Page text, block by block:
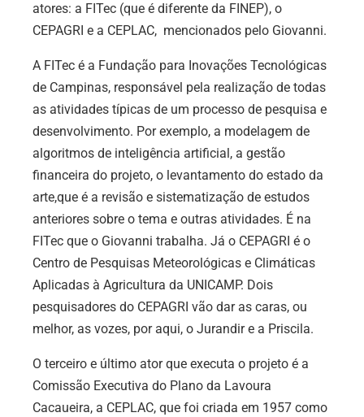
atores: a FITec (que é diferente da FINEP), o
CEPAGRI e a CEPLAC, mencionados pelo Giovanni.
A FITec é a Fundação para Inovações Tecnológicas
de Campinas, responsável pela realização de todas
as atividades típicas de um processo de pesquisa e
desenvolvimento. Por exemplo, a modelagem de
algoritmos de inteligência artificial, a gestão
financeira do projeto, o levantamento do estado da
arte,que é a revisão e sistematização de estudos
anteriores sobre o tema e outras atividades. É na
FITec que o Giovanni trabalha. Já o CEPAGRI é o
Centro de Pesquisas Meteorológicas e Climáticas
Aplicadas à Agricultura da UNICAMP. Dois
pesquisadores do CEPAGRI vão dar as caras, ou
melhor, as vozes, por aqui, o Jurandir e a Priscila.
O terceiro e último ator que executa o projeto é a
Comissão Executiva do Plano da Lavoura
Cacaueira, a CEPLAC, que foi criada em 1957 como